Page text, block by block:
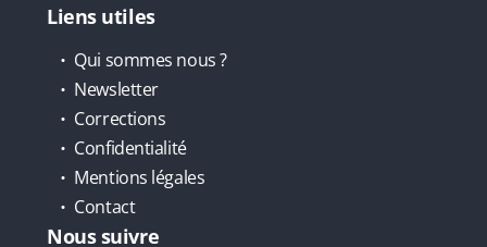
Liens utiles
Qui sommes nous ?
Newsletter
Corrections
Confidentialité
Mentions légales
Contact
Nous suivre